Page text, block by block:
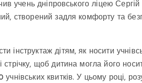
учень дніпровського ліцею Сергій
створений задля комфорту та
інструктаж дітям, як носити
щоб дитина могла його
квитків. У цьому році,